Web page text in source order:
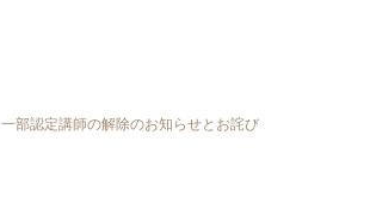
一部認定講師の解除のお知らせとお詫び